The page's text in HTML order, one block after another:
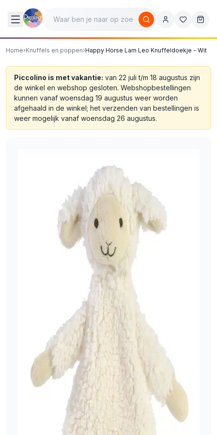
Home›Knuffels en poppen›Happy Horse Lam Leo Knuffeldoekje - Wit
Piccolino is met vakantie: van 22 juli t/m 18 augustus zijn
de winkel en webshop gesloten. Webshopbestellingen
kunnen vanaf woensdag 19 augustus weer worden
afgehaald in de winkel; het verzenden van bestellingen is
weer mogelijk vanaf woensdag 26 augustus.